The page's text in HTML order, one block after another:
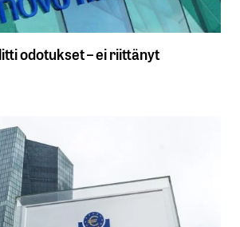
odotukset – ei riittänyt